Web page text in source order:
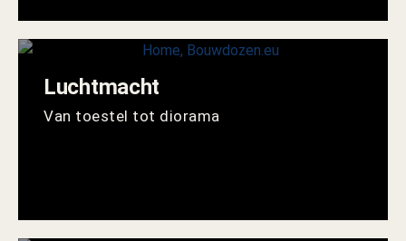
Luchtmacht
Van toestel tot diorama